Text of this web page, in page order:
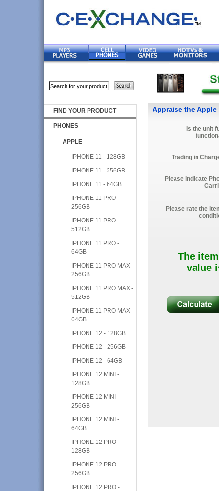
FIND YOUR PRODUCT
PHONES
APPLE
IPHONE 11 - 128GB
IPHONE 11 - 256GB
IPHONE 11 - 64GB
IPHONE 11 PRO -
256GB
IPHONE 11 PRO -
512GB
IPHONE 11 PRO -
64GB
IPHONE 11 PRO MAX -
256GB
IPHONE 11 PRO MAX -
512GB
IPHONE 11 PRO MAX -
64GB
IPHONE 12 - 128GB
IPHONE 12 - 256GB
IPHONE 12 - 64GB
IPHONE 12 MINI -
128GB
IPHONE 12 MINI -
256GB
IPHONE 12 MINI -
64GB
IPHONE 12 PRO -
128GB
IPHONE 12 PRO -
256GB
IPHONE 12 PRO -
Appraise the Apple
Is the unit
Trading in
Please indicate
Please rate the
The
value